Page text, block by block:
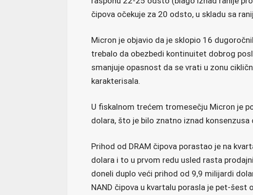
čipova očekuje za 20 odsto, u skladu sa
Micron je objavio da je sklopio 16
trebalo da obezbedi kontinuitet dobrog
smanjuje opasnost da se vrati u zonu
karakterisala.
U fiskalnom trećem tromesečju Micron je
dolara, što je bilo znatno iznad konsenzusa
Prihod od DRAM čipova porastao je na
dolara i to u prvom redu usled rasta
doneli duplo veći prihod od 9,9 milijardi
NAND čipova u kvartalu porasla je pet-šest